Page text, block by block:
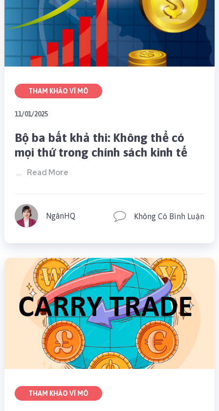
THAM KHẢO VĨ MÔ
11/01/2025
Bộ ba bất khả thi: Không thể có
mọi thứ trong chính sách kinh tế
Read More
NgânHQ Không Có Bình Luận
THAM KHẢO VĨ MÔ